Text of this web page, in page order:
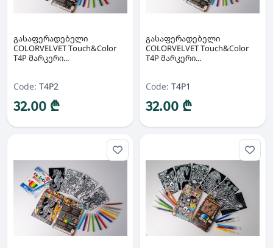
გასაფერადებელი
COLORVELVET Touch&Color
T4P მარკერი...
Code: T4P2
32.00 ₾
გასაფერადებელი
COLORVELVET Touch&Color
T4P მარკერი...
Code: T4P1
32.00 ₾